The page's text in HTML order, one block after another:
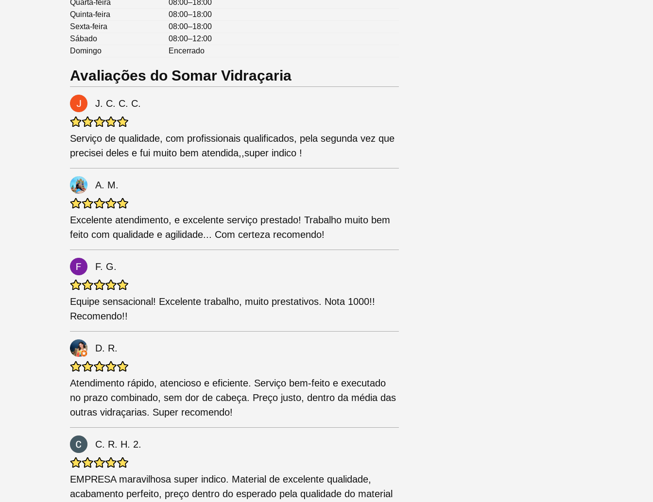
Quarta-feira
08:00–18:00
Quinta-feira
08:00–18:00
Sexta-feira
08:00–18:00
Sábado
08:00–12:00
Domingo
Encerrado
Avaliações do Somar Vidraçaria
J. C. C. C.
Serviço de qualidade, com profissionais qualificados, pela segunda vez que
precisei deles e fui muito bem atendida,,super indico !
A. M.
Excelente atendimento, e excelente serviço prestado! Trabalho muito bem
feito com qualidade e agilidade... Com certeza recomendo!
F. G.
Equipe sensacional! Excelente trabalho, muito prestativos. Nota 1000!!
Recomendo!!
D. R.
Atendimento rápido, atencioso e eficiente. Serviço bem-feito e executado
no prazo combinado, sem dor de cabeça. Preço justo, dentro da média das
outras vidraçarias. Super recomendo!
C. R. H. 2.
EMPRESA maravilhosa super indico. Material de excelente qualidade,
acabamento perfeito, preço dentro do esperado pela qualidade do material